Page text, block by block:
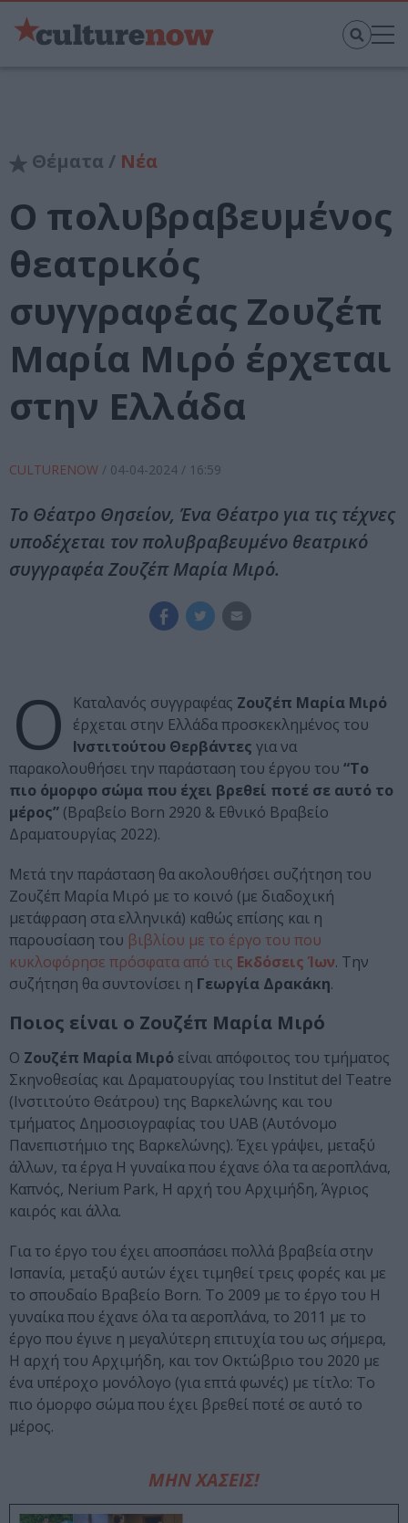
Θέματα / Νέα
Ο πολυβραβευμένος
θεατρικός
συγγραφέας Ζουζέπ
Μαρία Μιρό έρχεται
στην Ελλάδα
CULTURENOW / 04-04-2024 / 16:59
Το Θέατρο Θησείον, Ένα Θέατρο για τις τέχνες
υποδέχεται τον πολυβραβευμένο θεατρικό
συγγραφέα Ζουζέπ Μαρία Μιρό.
Ο Καταλανός συγγραφέας Ζουζέπ Μαρία Μιρό
έρχεται στην Ελλάδα προσκεκλημένος του
Ινστιτούτου Θερβάντες για να
παρακολουθήσει την παράσταση του έργου του “Το
πιο όμορφο σώμα που έχει βρεθεί ποτέ σε αυτό το
μέρος” (Βραβείο Born 2920 & Εθνικό Βραβείο
Δραματουργίας 2022).
Μετά την παράσταση θα ακολουθήσει συζήτηση του
Ζουζέπ Μαρία Μιρό με το κοινό (με διαδοχική
μετάφραση στα ελληνικά) καθώς επίσης και η
παρουσίαση του βιβλίου με το έργο του που
κυκλοφόρησε πρόσφατα από τις Εκδόσεις Ίων. Την
συζήτηση θα συντονίσει η Γεωργία Δρακάκη.
Ποιος είναι ο Ζουζέπ Μαρία Μιρό
Ο Ζουζέπ Μαρία Μιρό είναι απόφοιτος του τμήματος
Σκηνοθεσίας και Δραματουργίας του Institut del Teatre
(Ινστιτούτο Θεάτρου) της Βαρκελώνης και του
τμήματος Δημοσιογραφίας του UAB (Αυτόνομο
Πανεπιστήμιο της Βαρκελώνης). Έχει γράψει, μεταξύ
άλλων, τα έργα Η γυναίκα που έχανε όλα τα αεροπλάνα,
Καπνός, Nerium Park, Η αρχή του Αρχιμήδη, Άγριος
καιρός και άλλα.
Για το έργο του έχει αποσπάσει πολλά βραβεία στην
Ισπανία, μεταξύ αυτών έχει τιμηθεί τρεις φορές και με
το σπουδαίο Βραβείο Born. Το 2009 με το έργο του Η
γυναίκα που έχανε όλα τα αεροπλάνα, το 2011 με το
έργο που έγινε η μεγαλύτερη επιτυχία του ως σήμερα,
Η αρχή του Αρχιμήδη, και τον Οκτώβριο του 2020 με
ένα υπέροχο μονόλογο (για επτά φωνές) με τίτλο: Το
πιο όμορφο σώμα που έχει βρεθεί ποτέ σε αυτό το
μέρος.
ΜΗΝ ΧΑΣΕΙΣ!